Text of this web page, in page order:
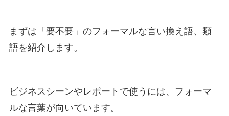
まずは「要不要」のフォーマルな言い換え語、類
語を紹介します。
ビジネスシーンやレポートで使うには、フォーマ
ルな言葉が向いています。